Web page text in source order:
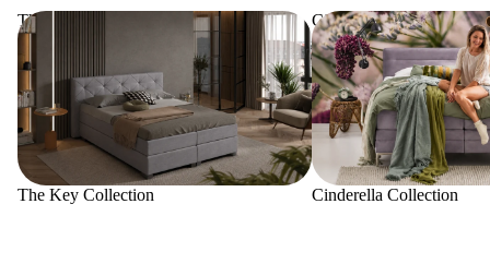
The Key Collection
The Key Collection
Cinderella Collection
Cinderella Collection